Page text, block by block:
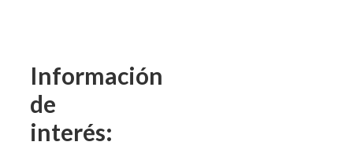
Información
de
interés: